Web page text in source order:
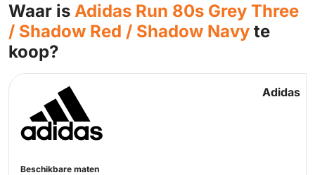
Waar is Adidas Run 80s Grey Three
/ Shadow Red / Shadow Navy te
koop?
Adidas
Beschikbare maten